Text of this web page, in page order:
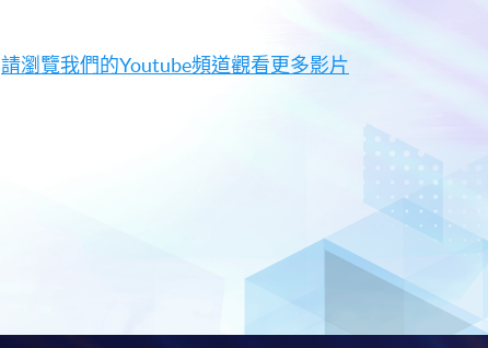
請瀏覽我們的Youtube頻道觀看更多影片